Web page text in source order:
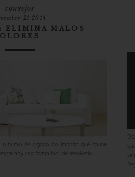
consejos
21 2014
ELIMINA MALOS
OLORES
o humo de cigarro, no importa qué cause
hay una forma fácil de resolverlo.